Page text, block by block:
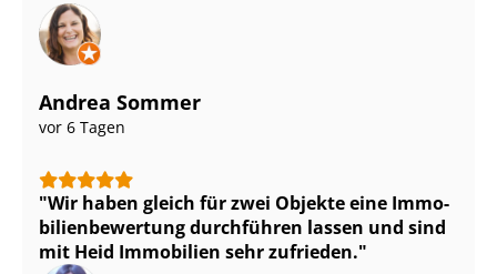
Andrea Sommer
vor 6 Tagen
Wir haben gleich für zwei Objekte eine Im­mo­
bi­li­en­be­wer­tung durchführen lassen und sind
mit Heid Immobilien sehr zufrieden.